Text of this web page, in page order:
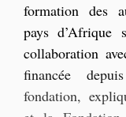
formation des
pays d’Afrique
collaboration
financée
fondation,